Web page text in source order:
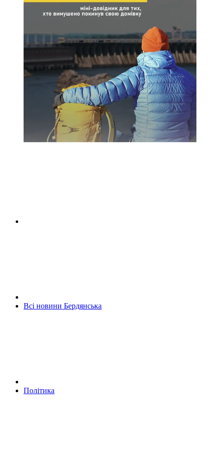
Всі новини Бердянська
Політика